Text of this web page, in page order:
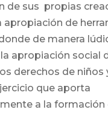
de sus propias
apropiación de
de manera
apropiación social
derechos de niños
que aporta
a la formación